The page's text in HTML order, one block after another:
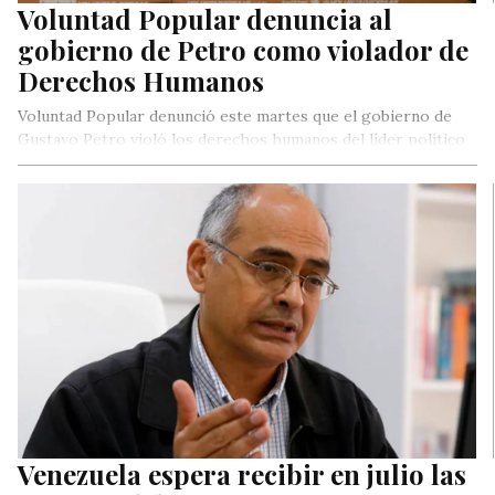
Voluntad Popular denuncia al
gobierno de Petro como violador de
Derechos Humanos
Voluntad Popular denunció este martes que el gobierno de
Gustavo Petro violó los derechos humanos del líder político
venezolano, Juan…
Venezuela espera recibir en julio las